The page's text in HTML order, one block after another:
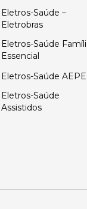
Eletros-Saúde –
Eletrobras
Eletros-Saúde
Essencial
Eletros-Saúde AEPE
Eletros-Saúde
Assistidos